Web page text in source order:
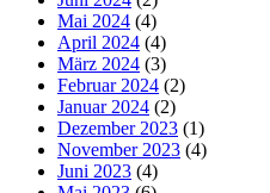
Mai 2024 (4)
April 2024 (4)
März 2024 (3)
Februar 2024 (2)
Januar 2024 (2)
Dezember 2023 (1)
November 2023 (4)
Juni 2023 (4)